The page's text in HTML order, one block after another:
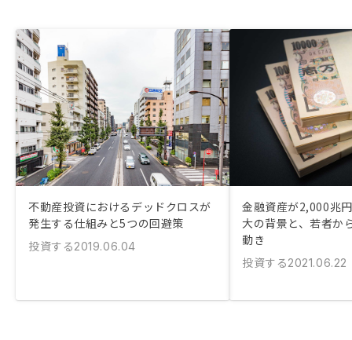
不動産投資におけるデッドクロスが
発生する仕組みと5つの回避策
投資する2019.06.04
金融資産が2,000兆
大の背景と、若者か
動き
投資する2021.06.22